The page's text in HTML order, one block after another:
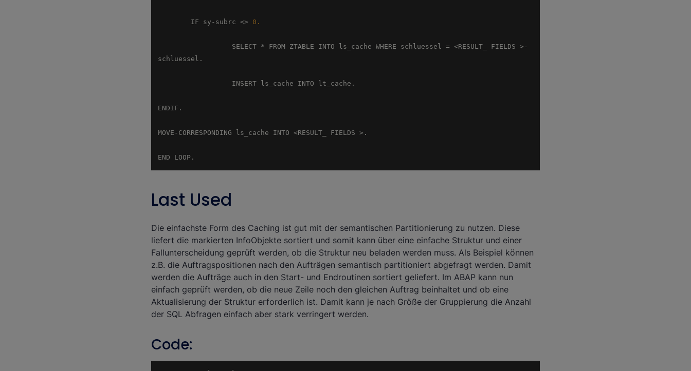
        IF sy-subrc <>
0.
END LOOP.
Last Used
Die einfachste Form des Caching ist gut mit der semantischen Partitionierung zu nutzen. Diese
liefert die markierten InfoObjekte sortiert und somit kann über eine einfache Struktur und einer
Fallunterscheidung geprüft werden, ob die Struktur neu beladen werden muss. Als Beispiel können
z.B. die Auftragspositionen nach den Aufträgen semantisch partitioniert abgefragt werden. Damit
werden die Aufträge auch in den Start- und Endroutinen sortiert geliefert. Im ABAP kann nun
einfach geprüft werden, ob die neue Zeile noch den gleichen Auftrag beinhaltet und ob eine
Aktualisierung der Struktur erforderlich ist. Damit kann je nach Größe der Gruppierung die Anzahl
der SQL Abfragen einfach aber stark verringert werden.
Code: